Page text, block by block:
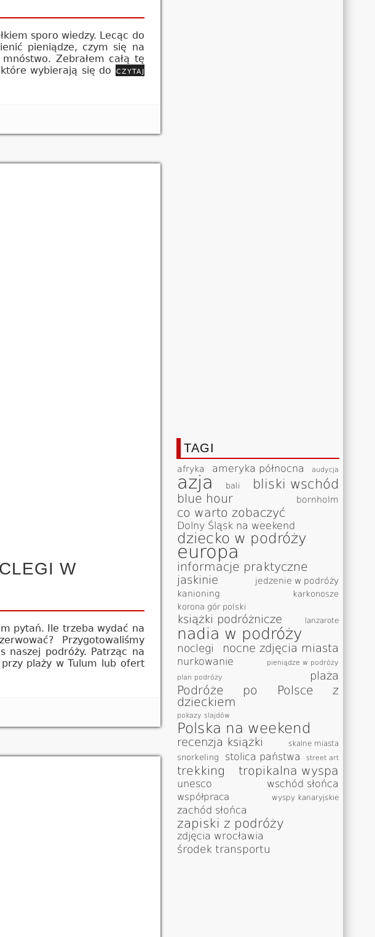
sporo wiedzy. Lecąc do
pieniądze, czym się na
Zebrałem całą tę
wybierają się do czytaj
W
pytań. Ile trzeba wydać na
Przygotowaliśmy
naszej podróży. Patrząc na
plaży w Tulum lub ofert
TAGI
afryka ameryka północna audycja
azja bali bliski wschód
blue hour bornholm
co warto zobaczyć
Dolny Śląsk na weekend
dziecko w podróży
europa
informacje praktyczne
jaskinie
jedzenie w podróży
kanioning
karkonosze
korona gór polski
książki podróżnicze lanzarote
nadia w podróży
noclegi nocne zdjęcia miasta
nurkowanie
pieniądze w podróży
plan podróży
plaża
Podróże po Polsce z
dzieckiem
pokazy slajdów
Polska na weekend
recenzja książki skalne miasta
snorkeling stolica państwa street art
trekking tropikalna wyspa
unesco wschód słońca
współpraca wyspy kanaryjskie
zachód słońca
zapiski z podróży
zdjęcia wrocławia
środek transportu